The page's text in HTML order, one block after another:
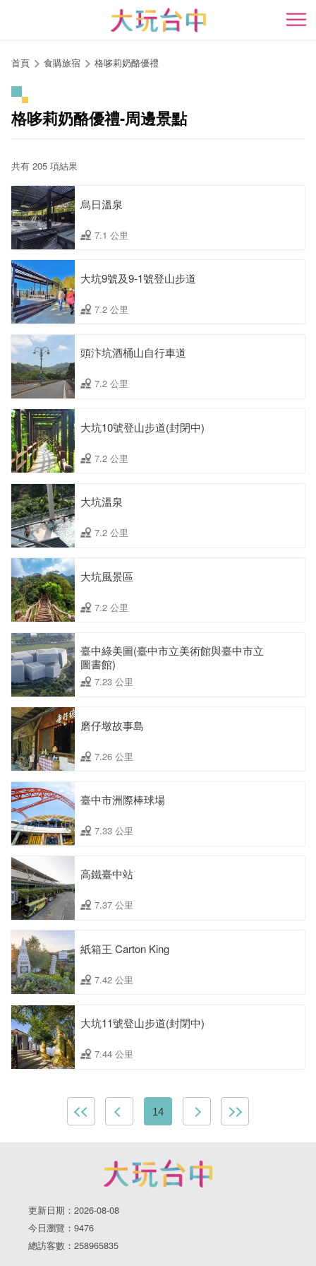
開
首頁 食購旅宿 格哆莉奶酪優禮
格哆莉奶酪優禮-周邊景點
共有 205 項結果
烏日溫泉
7.1 公里
大坑9號及9-1號登山步道
7.2 公里
頭汴坑酒桶山自行車道
7.2 公里
大坑10號登山步道(封閉中)
7.2 公里
大坑溫泉
7.2 公里
大坑風景區
7.2 公里
臺中綠美圖(臺中市立美術館與臺中市立
圖書館)
7.23 公里
磨仔墩故事島
7.26 公里
臺中市洲際棒球場
7.33 公里
高鐵臺中站
7.37 公里
紙箱王 Carton King
7.42 公里
大坑11號登山步道(封閉中)
7.44 公里
14
更新日期：2026-08-08
今日瀏覽：9476
總訪客數：258965835